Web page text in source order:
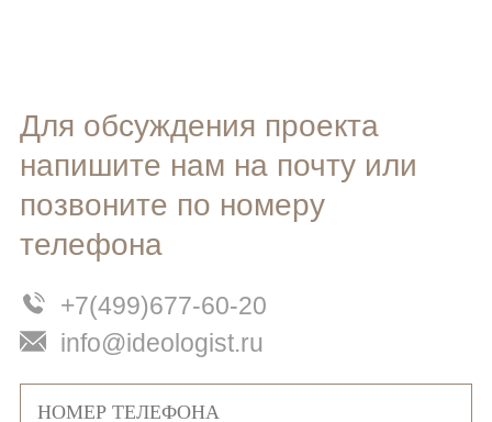
Для обсуждения проекта
напишите нам на почту или
позвоните по номеру
телефона
+7(499)677-60-20
info@ideologist.ru